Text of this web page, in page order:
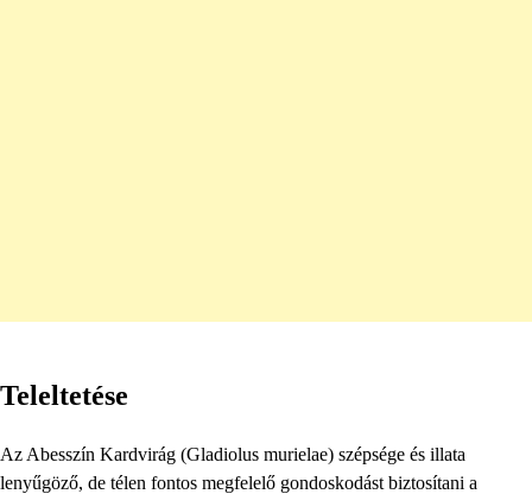
Teleltetése
Az Abesszín Kardvirág (Gladiolus murielae) szépsége és illata
lenyűgöző, de télen fontos megfelelő gondoskodást biztosítani a